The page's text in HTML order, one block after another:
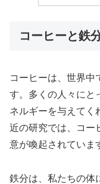
コーヒーと鉄
コーヒーは、世界中
す。多くの人々にと
ネルギーを与えてく
近の研究では、コー
意が喚起されていま
鉄分は、私たちの体